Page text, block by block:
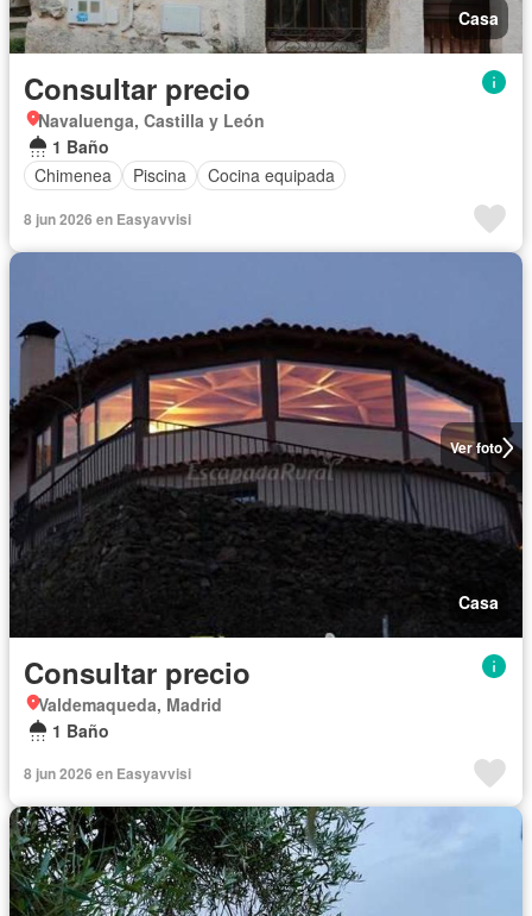
Casa
Consultar precio
Navaluenga, Castilla y León
1 Baño
Chimenea
Piscina Cocina equipada
8 jun 2026 en Easyavvisi
Ver foto
Casa
Consultar precio
Valdemaqueda, Madrid
1 Baño
8 jun 2026 en Easyavvisi